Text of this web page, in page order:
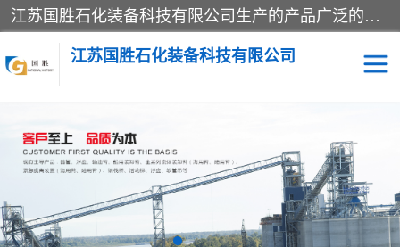
江苏国胜石化装备科技有限公司生产的产品广泛的应用于石油、石化等行业中，产品种类齐全，其中包括装卸鹤管、汽车鹤管、火车鹤管、装车鹤管、卸车鹤管、上装鹤管、下装鹤管、lng鹤管、发油鹤管、液氨鹤管、液化气鹤管等，我们生产的产品质量上乘，价格实惠，服务好，买鹤管就到国胜石化装备！
江苏国胜石化装备科技有限公司
输油臂 鹤管活动梯